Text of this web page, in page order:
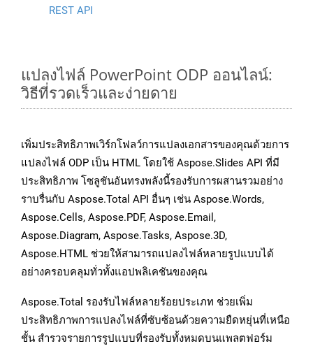
REST API
แปลงไฟล์ PowerPoint ODP ออนไลน์:
วิธีที่รวดเร็วและง่ายดาย
เพิ่มประสิทธิภาพเวิร์กโฟลว์การแปลงเอกสารของคุณด้วยการ
แปลงไฟล์ ODP เป็น HTML โดยใช้ Aspose.Slides API ที่มี
ประสิทธิภาพ โซลูชันอันทรงพลังนี้รองรับการผสานรวมอย่าง
ราบรื่นกับ Aspose.Total API อื่นๆ เช่น Aspose.Words,
Aspose.Cells, Aspose.PDF, Aspose.Email,
Aspose.Diagram, Aspose.Tasks, Aspose.3D,
Aspose.HTML ช่วยให้สามารถแปลงไฟล์หลายรูปแบบได้
อย่างครอบคลุมทั่วทั้งแอปพลิเคชันของคุณ
Aspose.Total รองรับไฟล์หลายร้อยประเภท ช่วยเพิ่ม
ประสิทธิภาพการแปลงไฟล์ที่ซับซ้อนด้วยความยืดหยุ่นที่เหนือ
ชั้น สำรวจรายการรูปแบบที่รองรับทั้งหมดบนแพลตฟอร์ม